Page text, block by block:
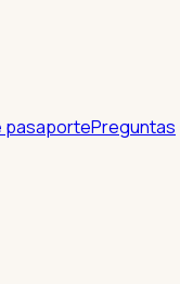
pasaportePreguntas